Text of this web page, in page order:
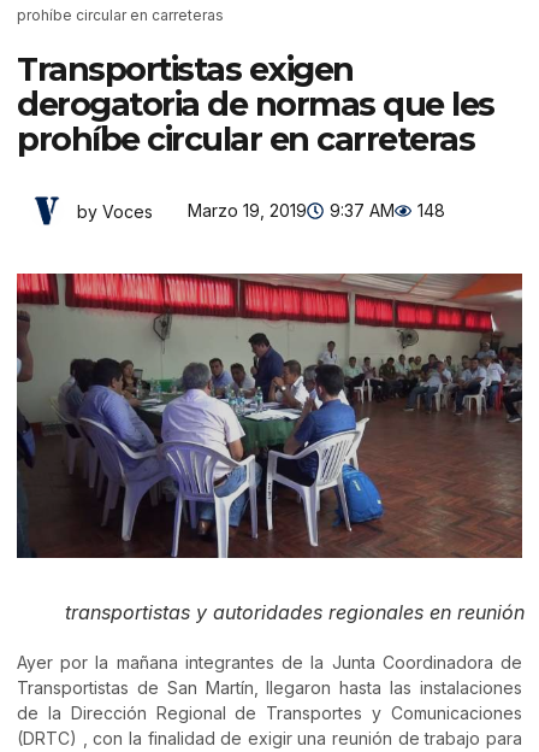
prohíbe circular en carreteras
Transportistas exigen
derogatoria de normas que les
prohíbe circular en carreteras
by Voces Marzo 19, 2019 9:37 AM 148
transportistas y autoridades regionales en reunión
Ayer por la mañana integrantes de la Junta Coordinadora de
Transportistas de San Martín, llegaron hasta las instalaciones
de la Dirección Regional de Transportes y Comunicaciones
(DRTC) , con la finalidad de exigir una reunión de trabajo para